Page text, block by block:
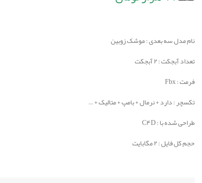
نام مدل سه بعدی : موشک زوبین
تعداد آبجکت : ۲ آبجکت
فرمت : Fbx
تکسچر : دارد + نرمال + بامپ + متالیک + …
طراحی شده با : C۴D
حجم کل فایل : ۲ مگابایت